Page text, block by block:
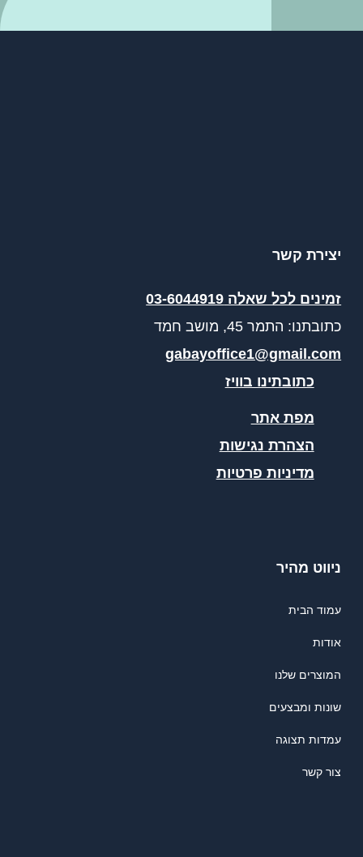
יצירת קשר
זמינים לכל שאלה 03-6044919
כתובתנו: התמר 45, מושב חמד​
gabayoffice1@gmail.com
כתובתינו בוויז
מפת אתר
הצהרת נגישות
מדיניות פרטיות
ניווט מהיר
עמוד הבית
אודות
המוצרים שלנו
שונות ומבצעים
עמדות תצוגה
צור קשר